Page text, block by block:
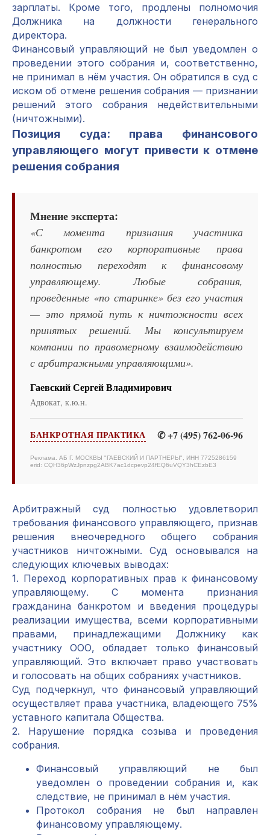
зарплаты. Кроме того, продлены полномочия
Должника на должности генерального
директора.
Финансовый управляющий не был уведомлен о
проведении этого собрания и, соответственно,
не принимал в нём участия. Он обратился в суд с
иском об отмене решения собрания — признании
решений этого собрания недействительными
(ничтожными).
Позиция суда: права финансового
управляющего могут привести к отмене
решения собрания
Мнение эксперта:
«С момента признания участника
банкротом его корпоративные права
полностью переходят к финансовому
управляющему. Любые собрания,
проведенные «по старинке» без его участия
— это прямой путь к ничтожности всех
принятых решений. Мы консультируем
компании по правомерному взаимодействию
с арбитражными управляющими».
Гаевский Сергей Владимирович
Адвокат, к.ю.н.
БАНКРОТНАЯ ПРАКТИКА ✆ +7 (495) 762-06-96
Реклама. АБ Г. МОСКВЫ "ГАЕВСКИЙ И ПАРТНЕРЫ", ИНН 7725286159
erid: CQH36pWzJpnzpg2ABK7ac1dcpevp24fEQ6uVQY3hCEzbE3
Арбитражный суд полностью удовлетворил
требования финансового управляющего, признав
решения внеочередного общего собрания
участников ничтожными. Суд основывался на
следующих ключевых выводах:
1. Переход корпоративных прав к финансовому
управляющему. С момента признания
гражданина банкротом и введения процедуры
реализации имущества, всеми корпоративными
правами, принадлежащими Должнику как
участнику ООО, обладает только финансовый
управляющий. Это включает право участвовать
и голосовать на общих собраниях участников.
Суд подчеркнул, что финансовый управляющий
осуществляет права участника, владеющего 75%
уставного капитала Общества.
2. Нарушение порядка созыва и проведения
собрания.
Финансовый управляющий не был
уведомлен о проведении собрания и, как
следствие, не принимал в нём участия.
Протокол собрания не был направлен
финансовому управляющему.